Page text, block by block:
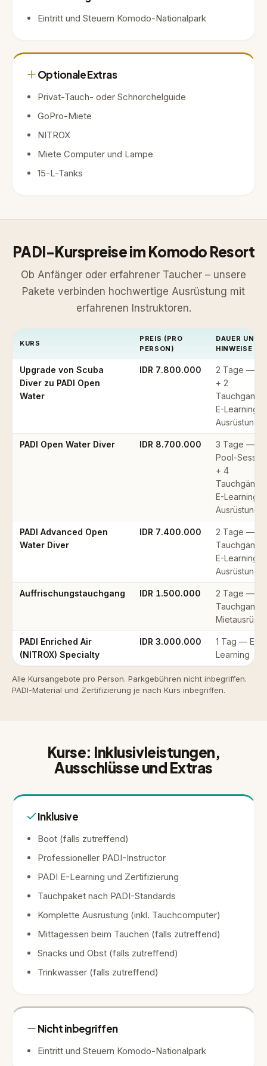
Eintritt und Steuern Komodo-Nationalpark
Optionale Extras
Privat-Tauch- oder Schnorchelguide
GoPro-Miete
NITROX
Miete Computer und Lampe
15-L-Tanks
PADI-Kurspreise im Komodo Resort
Ob Anfänger oder erfahrener Taucher – unsere
Pakete verbinden hochwertige Ausrüstung mit
erfahrenen Instruktoren.
KURS
PREIS (PRO
PERSON)
DAUER UND
HINWEISE
Upgrade von Scuba
Diver zu PADI Open
Water
IDR 7.800.000
2 Tage —
+ 2
E-Learning +
Ausrüstung
PADI Open Water Diver IDR 8.700.000
3 Tage — 5
Pool-
+ 4
E-Learning +
Ausrüstung
PADI Advanced Open
Water Diver
IDR 7.400.000
2 Tage — 5
E-Learning +
Ausrüstung
Auffrischungstauchgang IDR 1.500.000
2 Tage — 1
Tauchgang
PADI Enriched Air
(NITROX) Specialty
IDR 3.000.000
1 Tag — E-
Learning
Alle Kursangebote pro Person. Parkgebühren nicht inbegriffen.
PADI-Material und Zertifizierung je nach Kurs inbegriffen.
Kurse: Inklusivleistungen,
Ausschlüsse und Extras
Inklusive
Boot (falls zutreffend)
Professioneller PADI-Instructor
PADI E-Learning und Zertifizierung
Tauchpaket nach PADI-Standards
Komplette Ausrüstung (inkl. Tauchcomputer)
Mittagessen beim Tauchen (falls zutreffend)
Snacks und Obst (falls zutreffend)
Trinkwasser (falls zutreffend)
Nicht inbegriffen
Eintritt und Steuern Komodo-Nationalpark